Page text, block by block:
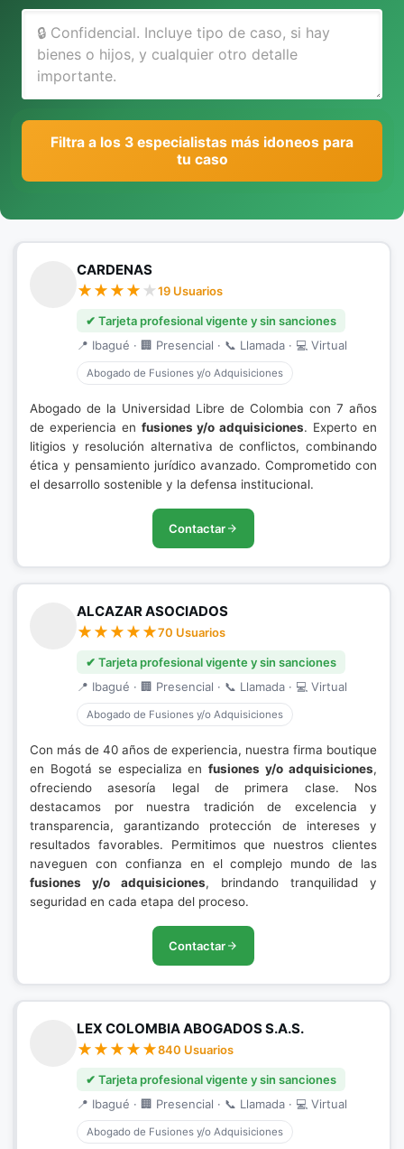
Filtra a los 3 especialistas más idoneos para
tu caso
CARDENAS
19 Usuarios
✔ Tarjeta profesional vigente y sin sanciones
📍 Ibagué · 🏢 Presencial · 📞 Llamada · 💻 Virtual
Abogado de Fusiones y/o Adquisiciones
Abogado de la Universidad Libre de Colombia con 7 años
de experiencia en fusiones y/o adquisiciones. Experto en
litigios y resolución alternativa de conflictos, combinando
ética y pensamiento jurídico avanzado. Comprometido con
el desarrollo sostenible y la defensa institucional.
Contactar
ALCAZAR ASOCIADOS
70 Usuarios
✔ Tarjeta profesional vigente y sin sanciones
📍 Ibagué · 🏢 Presencial · 📞 Llamada · 💻 Virtual
Abogado de Fusiones y/o Adquisiciones
Con más de 40 años de experiencia, nuestra firma boutique
en Bogotá se especializa enfusiones y/o adquisiciones,
ofreciendo asesoría legal de primera clase. Nos
destacamos por nuestra tradición de excelencia y
transparencia, garantizando protección de intereses y
resultados favorables. Permitimos que nuestros clientes
naveguen con confianza en el complejo mundo de las
fusiones y/o adquisiciones, brindando tranquilidad y
seguridad en cada etapa del proceso.
Contactar
LEX COLOMBIA ABOGADOS S.A.S.
840 Usuarios
✔ Tarjeta profesional vigente y sin sanciones
📍 Ibagué · 🏢 Presencial · 📞 Llamada · 💻 Virtual
Abogado de Fusiones y/o Adquisiciones